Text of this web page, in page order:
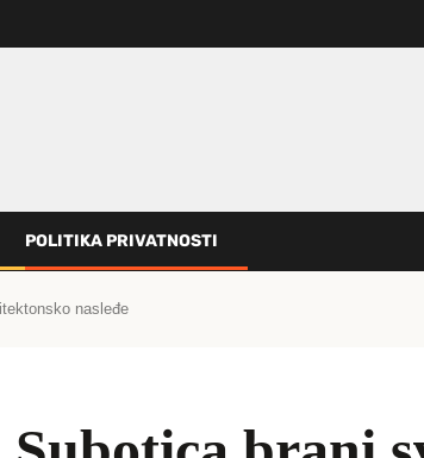
POLITIKA PRIVATNOSTI
nasleđe